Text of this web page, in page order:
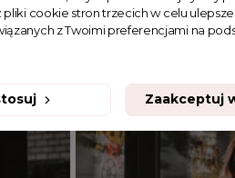
Komplet sweterkowy
cookie stron trzecich w celu
z Twoimi preferencjami na
Zaakceptuj